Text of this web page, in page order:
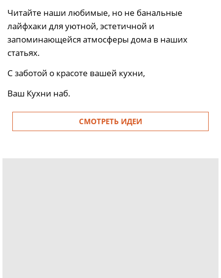
Читайте наши любимые, но не банальные
лайфхаки для уютной, эстетичной и
запоминающейся атмосферы дома в наших
статьях.
С заботой о красоте вашей кухни,
Ваш Кухни наб.
СМОТРЕТЬ ИДЕИ